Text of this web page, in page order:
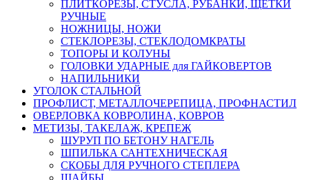
ПЛИТКОРЕЗЫ, СТУСЛА, РУБАНКИ, ЩЕТКИ
РУЧНЫЕ
НОЖНИЦЫ, НОЖИ
СТЕКЛОРЕЗЫ, СТЕКЛОДОМКРАТЫ
ТОПОРЫ И КОЛУНЫ
ГОЛОВКИ УДАРНЫЕ для ГАЙКОВЕРТОВ
НАПИЛЬНИКИ
УГОЛОК СТАЛЬНОЙ
ПРОФЛИСТ, МЕТАЛЛОЧЕРЕПИЦА, ПРОФНАСТИЛ
ОВЕРЛОВКА КОВРОЛИНА, КОВРОВ
МЕТИЗЫ, ТАКЕЛАЖ, КРЕПЕЖ
ШУРУП ПО БЕТОНУ НАГЕЛЬ
ШПИЛЬКА САНТЕХНИЧЕСКАЯ
СКОБЫ ДЛЯ РУЧНОГО СТЕПЛЕРА
ШАЙБЫ